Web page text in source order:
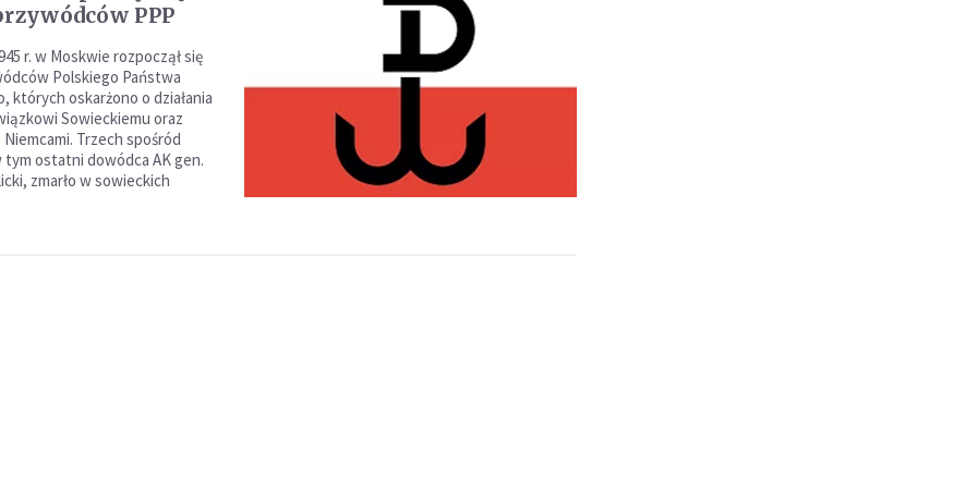
PPP
r. w Moskwie rozpoczął się
Polskiego Państwa
których oskarżono o działania
Sowieckiemu oraz
Niemcami. Trzech spośród
tym ostatni dowódca AK gen.
zmarło w sowieckich